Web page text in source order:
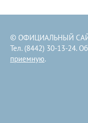
© ОФИЦИАЛЬНЫЙ
Тел. (8442) 30-13-24.
приемную.